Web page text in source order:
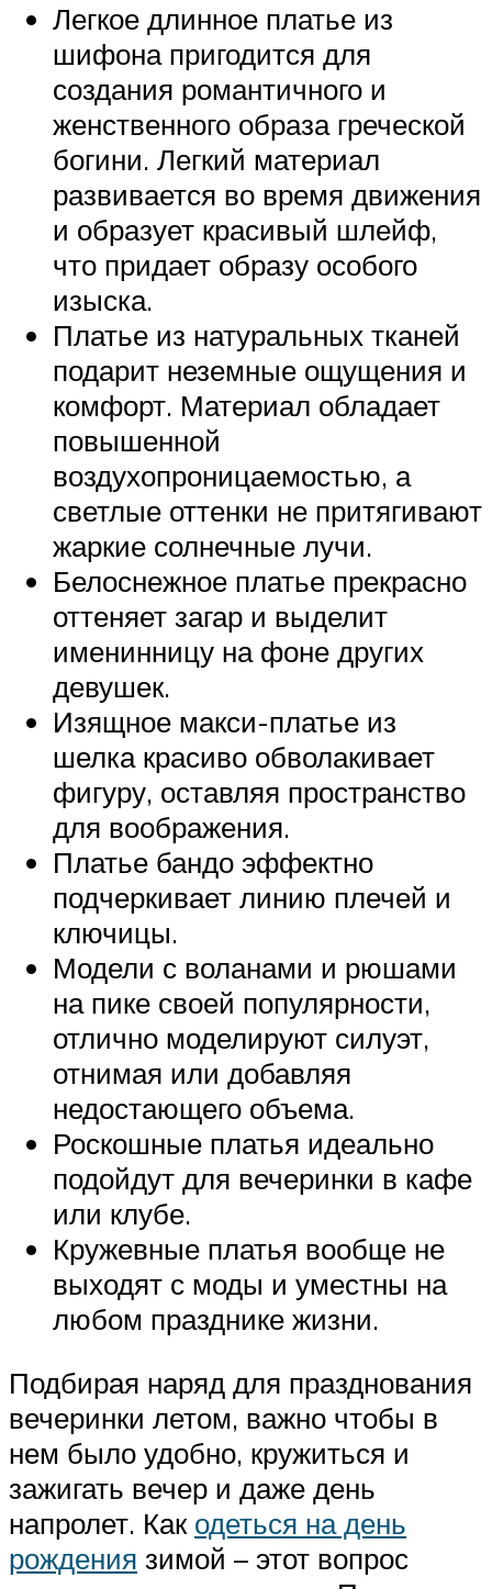
Легкое длинное платье из
шифона пригодится для
создания романтичного и
женственного образа греческой
богини. Легкий материал
развивается во время движения
и образует красивый шлейф,
что придает образу особого
изыска.
Платье из натуральных тканей
подарит неземные ощущения и
комфорт. Материал обладает
повышенной
воздухопроницаемостью, а
светлые оттенки не притягивают
жаркие солнечные лучи.
Белоснежное платье прекрасно
оттеняет загар и выделит
именинницу на фоне других
девушек.
Изящное макси-платье из
шелка красиво обволакивает
фигуру, оставляя пространство
для воображения.
Платье бандо эффектно
подчеркивает линию плечей и
ключицы.
Модели с воланами и рюшами
на пике своей популярности,
отлично моделируют силуэт,
отнимая или добавляя
недостающего объема.
Роскошные платья идеально
подойдут для вечеринки в кафе
или клубе.
Кружевные платья вообще не
выходят с моды и уместны на
любом празднике жизни.
Подбирая наряд для празднования
вечеринки летом, важно чтобы в
нем было удобно, кружиться и
зажигать вечер и даже день
напролет. Как одеться на день
рождения зимой – этот вопрос